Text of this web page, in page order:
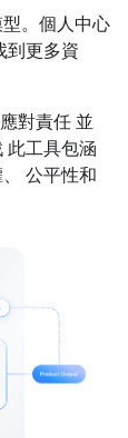
。個人中心
到更多資
對責任 並
此工具包涵
公平性和